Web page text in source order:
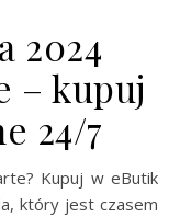
2024
– kupuj
24/7
który jest czasem